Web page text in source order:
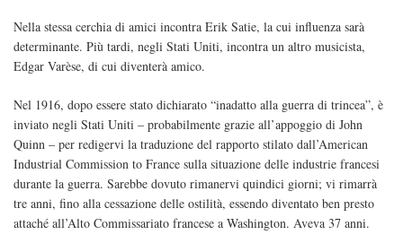
Nella stessa cerchia di amici incontra Erik Satie, la cui influenza sarà
determinante. Più tardi, negli Stati Uniti, incontra un altro musicista,
Edgar Varèse, di cui diventerà amico.
Nel 1916, dopo essere stato dichiarato “inadatto alla guerra di trincea”, è
inviato negli Stati Uniti – probabilmente grazie all’appoggio di John
Quinn – per redigervi la traduzione del rapporto stilato dall’American
Industrial Commission to France sulla situazione delle industrie francesi
durante la guerra. Sarebbe dovuto rimanervi quindici giorni; vi rimarrà
tre anni, fino alla cessazione delle ostilità, essendo diventato ben presto
attaché all’Alto Commissariato francese a Washington. Aveva 37 anni.